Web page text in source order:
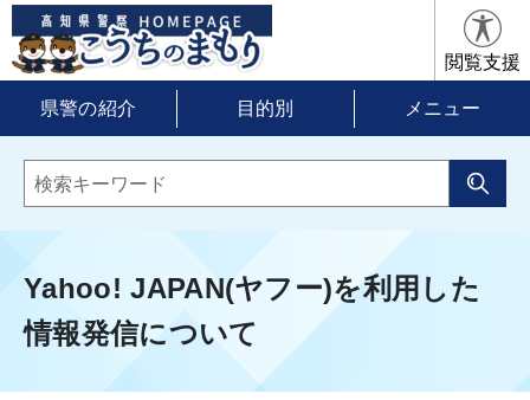
閲覧支援
県警の紹介 目的別 メニュー
Yahoo! JAPAN(ヤフー)を利用した
情報発信について